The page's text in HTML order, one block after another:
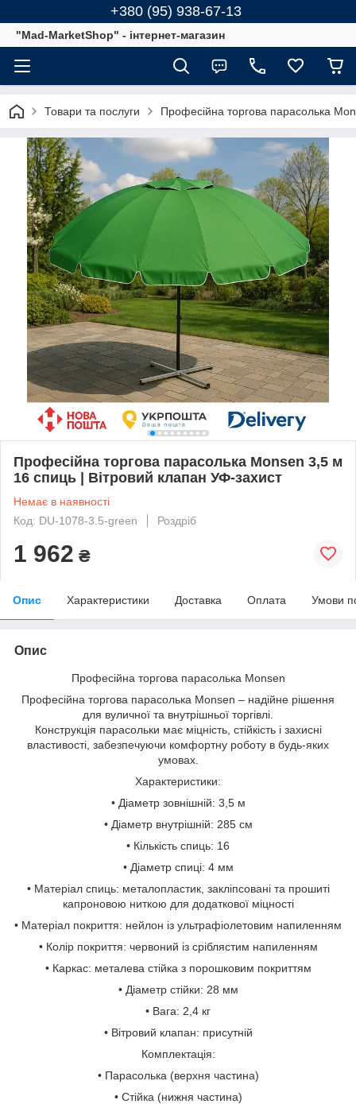
+380 (95) 938-67-13
"Mad-MarketShop" - інтернет-магазин
Товари та послуги Професійна торгова парасолька
Професійна торгова парасолька Monsen 3,5 м
16 спиць | Вітровий клапан УФ-захист
Немає в наявності
Код: DU-1078-3.5-green
Роздріб
1 962 ₴
Опис Характеристики Доставка Оплата Умови
Опис
Професійна торгова парасолька Monsen
Професійна торгова парасолька Monsen – надійне рішення
для вуличної та внутрішньої торгівлі.
Конструкція парасольки має міцність, стійкість і захисні
властивості, забезпечуючи комфортну роботу в будь-яких
умовах.
Характеристики:
• Діаметр зовнішній: 3,5 м
• Діаметр внутрішній: 285 см
• Кількість спиць: 16
• Діаметр спиці: 4 мм
• Матеріал спиць: металопластик, закліпсовані та прошиті
капроновою ниткою для додаткової міцності
• Матеріал покриття: нейлон із ультрафіолетовим напиленням
• Колір покриття: червоний із сріблястим напиленням
• Каркас: металева стійка з порошковим покриттям
• Діаметр стійки: 28 мм
• Вага: 2,4 кг
• Вітровий клапан: присутній
Комплектація:
• Парасолька (верхня частина)
• Стійка (нижня частина)